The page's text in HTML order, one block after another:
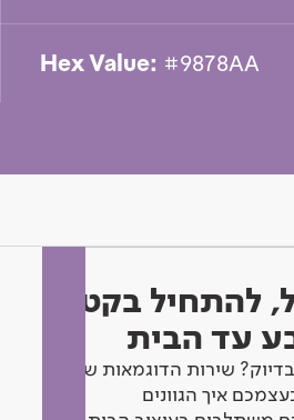
Hex Value: #9878AA
להתחיל בקטן -
עד הבית
שירות הדוגמאות שלנו
איך הגוונים